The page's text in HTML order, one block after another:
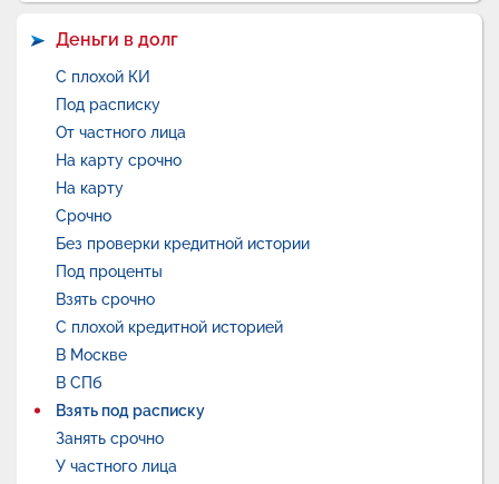
Деньги в долг
С плохой КИ
Под расписку
От частного лица
На карту срочно
На карту
Срочно
Без проверки кредитной истории
Под проценты
Взять срочно
С плохой кредитной историей
В Москве
В СПб
Взять под расписку
Занять срочно
У частного лица